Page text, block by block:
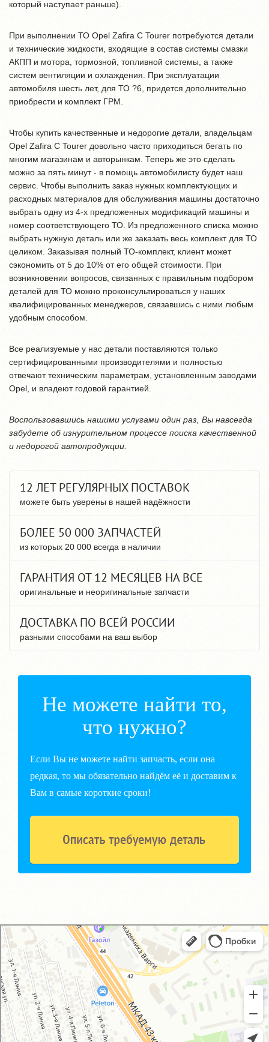
который наступает раньше).
При выполнении ТО Opel Zafira C Tourer потребуются детали
и технические жидкости, входящие в состав системы смазки
АКПП и мотора, тормозной, топливной системы, а также
систем вентиляции и охлаждения. При эксплуатации
автомобиля шесть лет, для ТО ?6, придется дополнительно
приобрести и комплект ГРМ.
Чтобы купить качественные и недорогие детали, владельцам
Opel Zafira C Tourer довольно часто приходиться бегать по
многим магазинам и авторынкам. Теперь же это сделать
можно за пять минут - в помощь автомобилисту будет наш
сервис. Чтобы выполнить заказ нужных комплектующих и
расходных материалов для обслуживания машины достаточно
выбрать одну из 4-х предложенных модификаций машины и
номер соответствующего ТО. Из предложенного списка можно
выбрать нужную деталь или же заказать весь комплект для ТО
целиком. Заказывая полный ТО-комплект, клиент может
сэкономить от 5 до 10% от его общей стоимости. При
возникновении вопросов, связанных с правильным подбором
деталей для ТО можно проконсультироваться у наших
квалифицированных менеджеров, связавшись с ними любым
удобным способом.
Все реализуемые у нас детали поставляются только
сертифицированными производителями и полностью
отвечают техническим параметрам, установленным заводами
Opel, и владеют годовой гарантией.
Воспользовавшись нашими услугами один раз, Вы навсегда
забудете об изнурительном процессе поиска качественной
и недорогой автопродукции.
12 ЛЕТ РЕГУЛЯРНЫХ ПОСТАВОК
можете быть уверены в нашей надёжности
БОЛЕЕ 50 000 ЗАПЧАСТЕЙ
из которых 20 000 всегда в наличии
ГАРАНТИЯ ОТ 12 МЕСЯЦЕВ НА ВСЕ
оригинальные и неоригинальные запчасти
ДОСТАВКА ПО ВСЕЙ РОССИИ
разными способами на ваш выбор
Не можете найти то,
что нужно?
Если Вы не можете найти запчасть, если она
редкая, то мы обязательно найдём её и доставим к
Вам в самые короткие сроки!
GM-City&VAG-Repair
Автосервис, автотехцентр в Москве
Магазин автозапчастей и автотоваров в Москве